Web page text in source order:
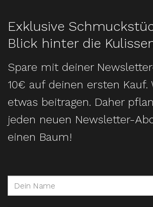
Exklusive
Blick hinter die
Spare mit deiner
10€ auf deinen ersten Kauf.
etwas beitragen. Daher
jeden neuen Newsletter-
einen Baum!